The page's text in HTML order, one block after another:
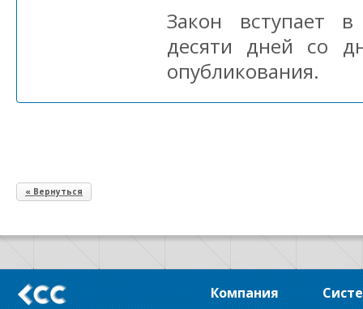
Закон вступает
десяти дней со
опубликования.
« Вернуться
Компания